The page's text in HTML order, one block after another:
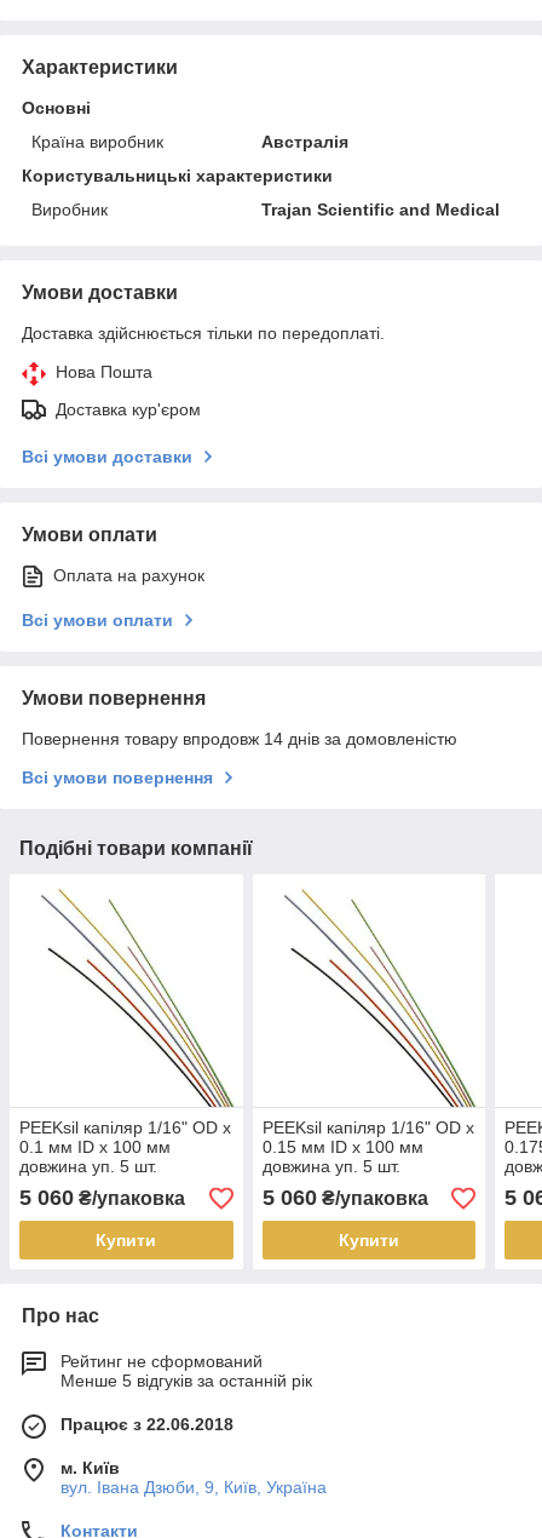
Характеристики
Основні
Країна виробник
Австралія
Користувальницькі характеристики
Виробник
Trajan Scientific and Medical
Умови доставки
Доставка здійснюється тільки по передоплаті.
Нова Пошта
Доставка кур'єром
Всі умови доставки
Умови оплати
Оплата на рахунок
Всі умови оплати
Умови повернення
Повернення товару впродовж 14 днів за домовленістю
Всі умови повернення
Подібні товари компанії
PEEKsil капіляр 1/16" OD x
0.1 мм ID x 100 мм
довжина уп. 5 шт.
5 060 ₴/упаковка
Купити
PEEKsil капіляр 1/16" OD x
0.15 мм ID x 100 мм
довжина уп. 5 шт.
5 060₴/упаковка
Купити
5
Про нас
Рейтинг не сформований
Менше 5 відгуків за останній рік
Працює з 22.06.2018
м. Київ
вул. Івана Дзюби, 9, Київ, Україна
Контакти